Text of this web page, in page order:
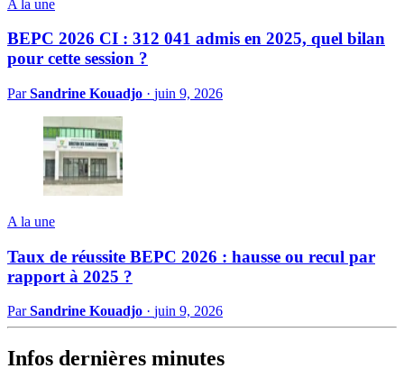
A la une
BEPC 2026 CI : 312 041 admis en 2025, quel bilan
pour cette session ?
ParSandrine Kouadjo · juin 9, 2026
A la une
Taux de réussite BEPC 2026 : hausse ou recul par
rapport à 2025 ?
ParSandrine Kouadjo · juin 9, 2026
Infos dernières minutes